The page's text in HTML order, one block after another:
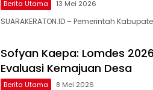
Berita Utama 13 Mei 2026
SUARAKERATON.ID – Pemerintah
Sofyan Kaepa: Lomdes
Evaluasi Kemajuan Desa
Berita Utama 8 Mei 2026